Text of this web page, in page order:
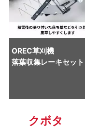
OREC草刈機
落葉収集レーキセット
クボタ